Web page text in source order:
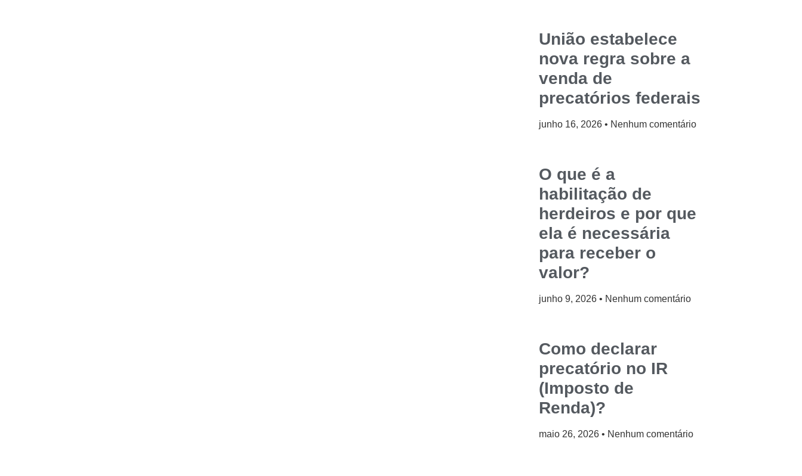
União estabelece
nova regra sobre a
venda de
precatórios federais
junho 16, 2026 Nenhum comentário
O que é a
habilitação de
herdeiros e por que
ela é necessária
para receber o
valor?
junho 9, 2026 Nenhum comentário
Como declarar
precatório no IR
(Imposto de
Renda)?
maio 26, 2026 Nenhum comentário